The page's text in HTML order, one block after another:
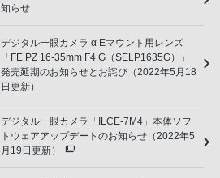
知らせ
デジタル一眼カメラ α Eマウント用レンズ
「FE PZ 16-35mm F4 G（SELP1635G）」
発売延期のお知らせとお詫び（2022年5月18
日更新）
デジタル一眼カメラ「ILCE-7M4」本体ソフ
トウェアアップデートのお知らせ（2022年5
月19日更新）